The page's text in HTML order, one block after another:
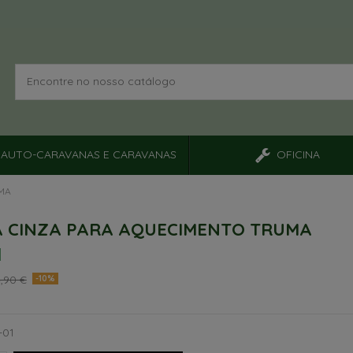
AUTO-CARAVANAS E CARAVANAS OFICINA
CINZA PARA AQUECIMENTO TRUMA
€ -10%